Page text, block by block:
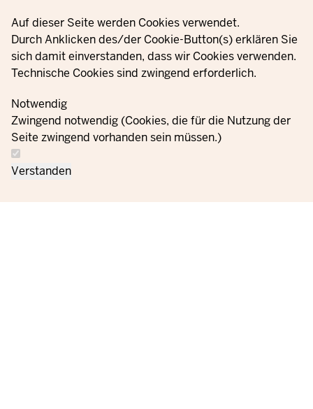
Privacy settings
Auf dieser Seite werden Cookies verwendet.
Durch Anklicken des/der Cookie-Button(s) erklären Sie
sich damit einverstanden, dass wir Cookies verwenden.
Technische Cookies sind zwingend erforderlich.
Notwendig
Zwingend notwendig (Cookies, die für die Nutzung der
Seite zwingend vorhanden sein müssen.)
Verstanden
Bize
ulaşın
YouTube
© 2021 - 2026 Ministerium für Kinder, Jugend, Familie,
Gleichstellung, Flucht und Integration des Landes Nordrhein-
Westfalen